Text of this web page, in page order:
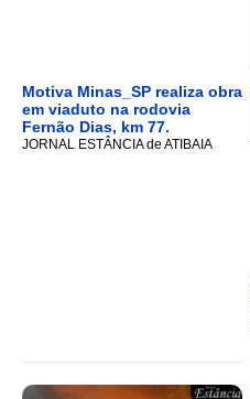
Motiva Minas_SP realiza obra
em viaduto na rodovia
Fernão Dias, km 77.
JORNAL ESTÂNCIA de ATIBAIA